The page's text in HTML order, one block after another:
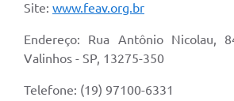
Site: www.feav.org.br
Endereço: Rua Antônio Nicolau,
Valinhos - SP, 13275-350
Telefone: (19) 97100-6331